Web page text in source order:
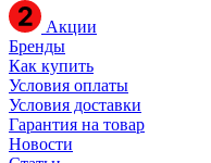
Акции
Бренды
Как купить
Условия оплаты
Условия доставки
Гарантия на товар
Новости